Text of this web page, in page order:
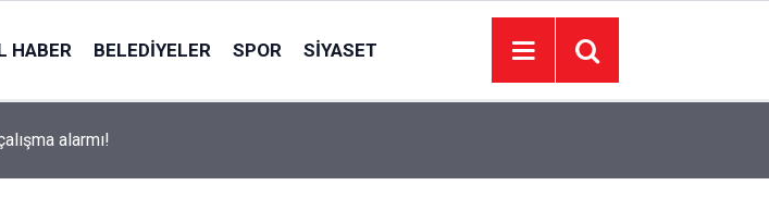
HABER BELEDIYELER SPOR SIYASET
alarmı!